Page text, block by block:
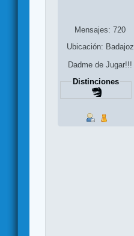
Mensajes: 720
Ubicación: Badajoz
Dadme de Jugar!!!
Distinciones